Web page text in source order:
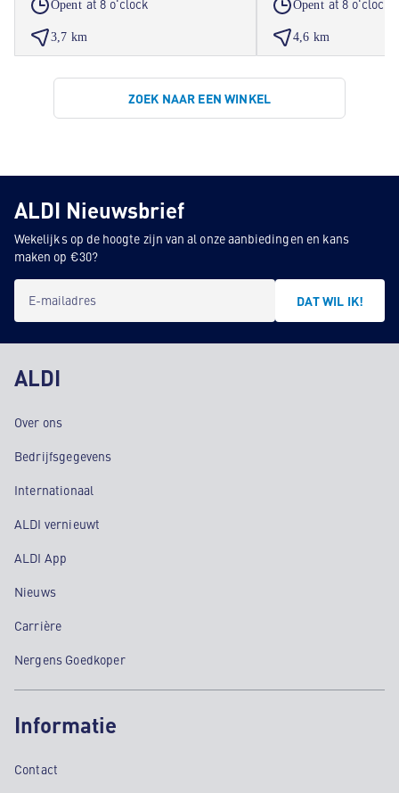
Opent at 8 o'clock
3,7 km
Opent at 8 o'clock
4,6 km
ZOEK NAAR EEN WINKEL
ALDI Nieuwsbrief
Wekelijks op de hoogte zijn van al onze aanbiedingen en kans
maken op €30?
E-mailadres DAT WIL IK!
ALDI
Over ons
Bedrijfsgegevens
Internationaal
ALDI vernieuwt
ALDI App
Nieuws
Carrière
Nergens Goedkoper
Informatie
Contact